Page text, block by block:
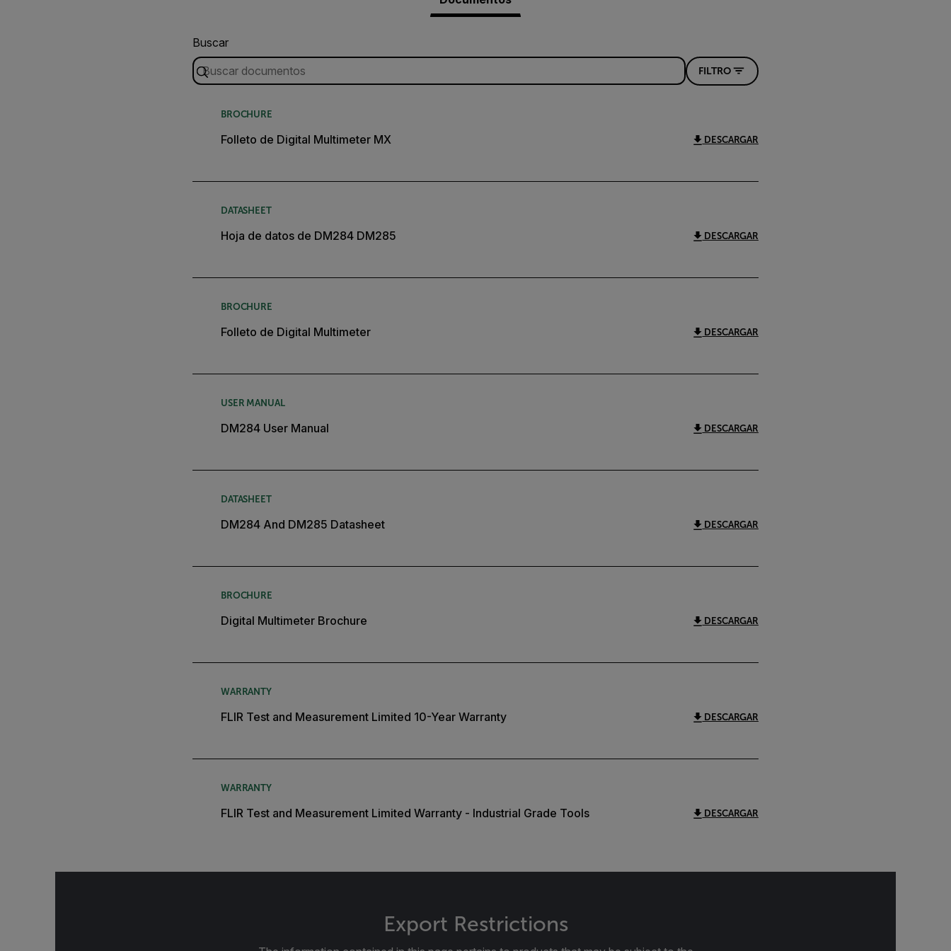
Buscar
FILTRO
BROCHURE
Folleto de Digital Multimeter MX DESCARGAR
DATASHEET
Hoja de datos de DM284 DM285 DESCARGAR
BROCHURE
Folleto de Digital Multimeter DESCARGAR
USER MANUAL
DM284 User Manual DESCARGAR
DATASHEET
DM284 And DM285 Datasheet DESCARGAR
BROCHURE
Digital Multimeter Brochure DESCARGAR
WARRANTY
FLIR Test and Measurement Limited 10-Year Warranty DESCARGAR
WARRANTY
FLIR Test and Measurement Limited Warranty - Industrial Grade Tools DESCARGAR
Export Restrictions